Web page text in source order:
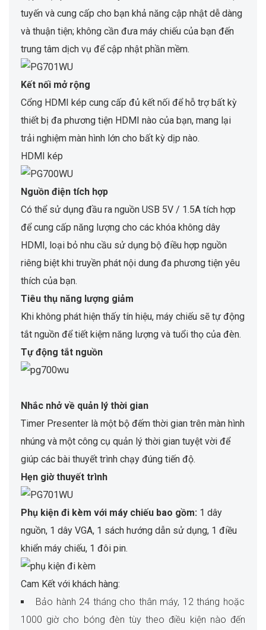
tuyến và cung cấp cho bạn khả năng cập nhật dễ dàng
và thuận tiện; không cần đưa máy chiếu của bạn đến
trung tâm dịch vụ để cập nhật phần mềm.
Kết nối mở rộng
Cổng HDMI kép cung cấp đủ kết nối để hỗ trợ bất kỳ
thiết bị đa phương tiện HDMI nào của bạn, mang lại
trải nghiệm màn hình lớn cho bất kỳ dịp nào.
HDMI kép
Nguồn điện tích hợp
Có thể sử dụng đầu ra nguồn USB 5V / 1.5A tích hợp
để cung cấp năng lượng cho các khóa không dây
HDMI, loại bỏ nhu cầu sử dụng bộ điều hợp nguồn
riêng biệt khi truyền phát nội dung đa phương tiện yêu
thích của bạn.
Tiêu thụ năng lượng giảm
Khi không phát hiện thấy tín hiệu, máy chiếu sẽ tự động
tắt nguồn để tiết kiệm năng lượng và tuổi thọ của đèn.
Tự động tắt nguồn
Nhắc nhở về quản lý thời gian
Timer Presenter là một bộ đếm thời gian trên màn hình
nhúng và một công cụ quản lý thời gian tuyệt vời để
giúp các bài thuyết trình chạy đúng tiến độ.
Hẹn giờ thuyết trình
Phụ kiện đi kèm với máy chiếu bao gồm: 1 dây
nguồn, 1 dây VGA, 1 sách hướng dẫn sử dụng, 1 điều
khiển máy chiếu, 1 đôi pin.
Cam Kết với khách hàng:
Bảo hành 24 tháng cho thân máy, 12 tháng hoặc
1000 giờ cho bóng đèn tùy theo điều kiện nào đến